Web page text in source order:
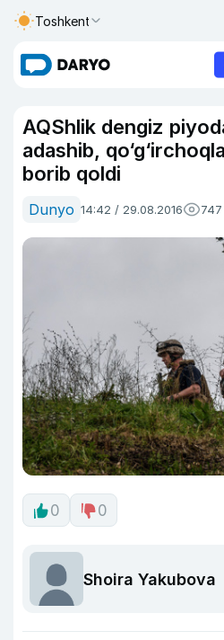
Toshkent
AQShlik dengiz
adashib,
borib qoldi
Dunyo 14:42 / 29.08.2016 747
0 0
Shoira Yakubova